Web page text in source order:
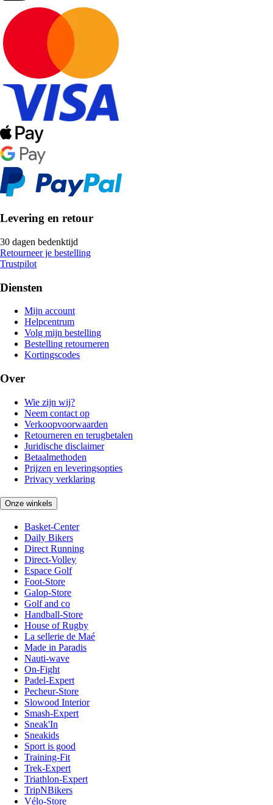
Levering en retour
30 dagen bedenktijd
Retourneer je bestelling
Trustpilot
Diensten
Mijn account
Helpcentrum
Volg mijn bestelling
Bestelling retourneren
Kortingscodes
Over
Wie zijn wij?
Neem contact op
Verkoopvoorwaarden
Retourneren en terugbetalen
Juridische disclaimer
Betaalmethoden
Prijzen en leveringsopties
Privacy verklaring
Onze winkels
Basket-Center
Daily Bikers
Direct Running
Direct-Volley
Espace Golf
Foot-Store
Galop-Store
Golf and co
Handball-Store
House of Rugby
La sellerie de Maé
Made in Paradis
Nauti-wave
On-Fight
Padel-Expert
Pecheur-Store
Slowood Interior
Smash-Expert
Sneak'In
Sneakids
Sport is good
Training-Fit
Trek-Expert
Triathlon-Expert
TripNBikers
Vélo-Store